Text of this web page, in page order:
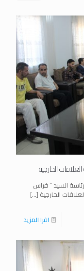
الخارجية
السيد ” فراس
الخارجية […]
اقرا المزيد